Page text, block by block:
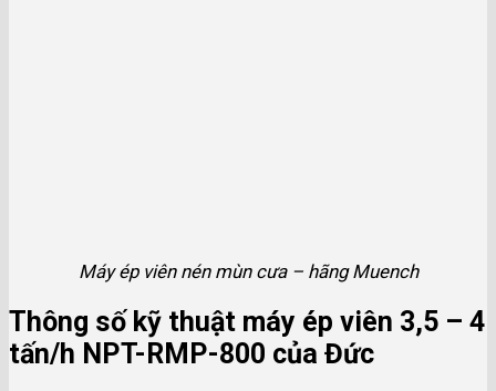
Máy ép viên nén mùn cưa – hãng Muench
Thông số kỹ thuật máy ép viên 3,5 – 4
tấn/h NPT-RMP-800 của Đức